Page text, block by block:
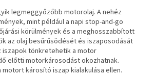
legmeggyőzőbb motorolaj. A nehéz
mint például a napi stop-and-go
körülmények és a meghosszabbított
az olaj besűrűsödését és iszaposodását
iszapok tönkretehetik a motor
előtti motorkárosodást okozhatnak.
motort károsító iszap kialakulása ellen.